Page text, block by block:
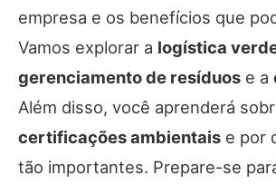
empresa e os benefícios que
Vamos explorar a logística
gerenciamento de resíduos e a
Além disso, você aprenderá
certificações ambientais e por
tão importantes. Prepare-se